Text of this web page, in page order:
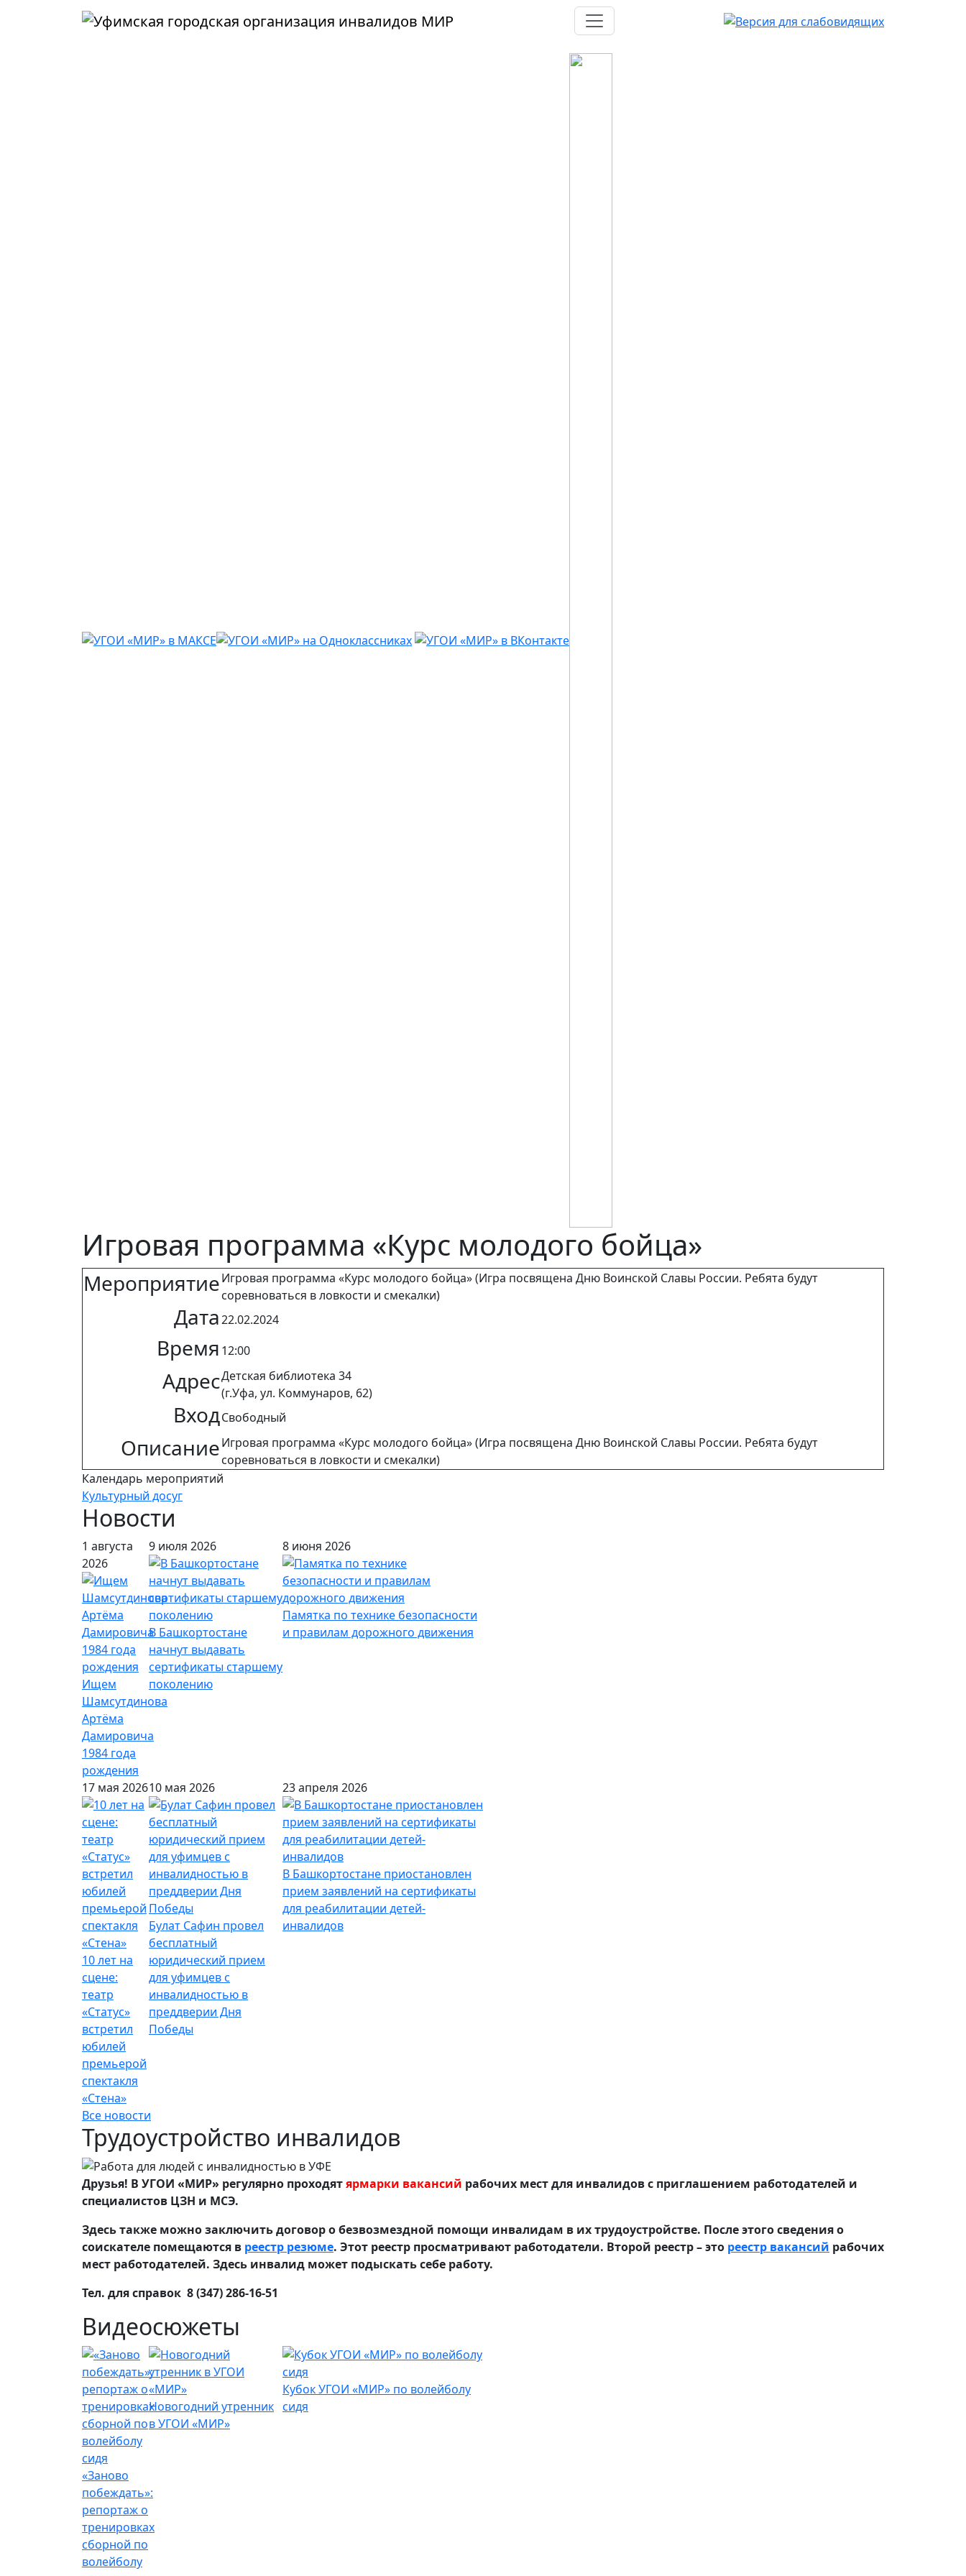
Перейти к основному содержанию
Игровая программа «Курс молодого бойца»
МероприятиеИгровая программа «Курс молодого бойца» (Игра посвящена Дню Воинской Славы России. Ребята будут
соревноваться в ловкости и смекалки)
Дата22.02.2024
Время 12:00
АдресДетская библиотека 34
(г.Уфа, ул. Коммунаров, 62)
ВходСвободный
ОписаниеИгровая программа «Курс молодого бойца» (Игра посвящена Дню Воинской Славы России. Ребята будут
соревноваться в ловкости и смекалки)
Календарь мероприятий
Культурный досуг
Новости
1 августа
2026
Ищем
Шамсутдинова
Артёма
Дамировича
1984 года
рождения
9 июля 2026
В Башкортостане
начнут выдавать
сертификаты старшему
поколению
8 июня 2026
Памятка по технике безопасности
и правилам дорожного движения
17 мая 2026
10 лет на
сцене:
театр
«Статус»
встретил
юбилей
премьерой
спектакля
«Стена»
10 мая 2026
Булат Сафин провел
бесплатный
юридический прием
для уфимцев с
инвалидностью в
преддверии Дня
Победы
23 апреля 2026
В Башкортостане приостановлен
прием заявлений на сертификаты
для реабилитации детей-
инвалидов
Все новости
Трудоустройство инвалидов
Друзья! В УГОИ «МИР» регулярно проходятярмарки вакансий рабочих мест для инвалидов с приглашением работодателей и
специалистов ЦЗН и МСЭ.
Здесь также можно заключить договор о безвозмездной помощи инвалидам в их трудоустройстве. После этого сведения о
соискателе помещаются в реестр резюме. Этот реестр просматривают работодатели. Второй реестр – это реестр вакансий рабочих
мест работодателей. Здесь инвалид может подыскать себе работу.
Тел. для справок 8 (347) 286-16-51
Видеосюжеты
«Заново
побеждать»:
репортаж о
тренировках
сборной по
волейболу
Новогодний утренник
в УГОИ «МИР»
Кубок УГОИ «МИР» по волейболу
сидя